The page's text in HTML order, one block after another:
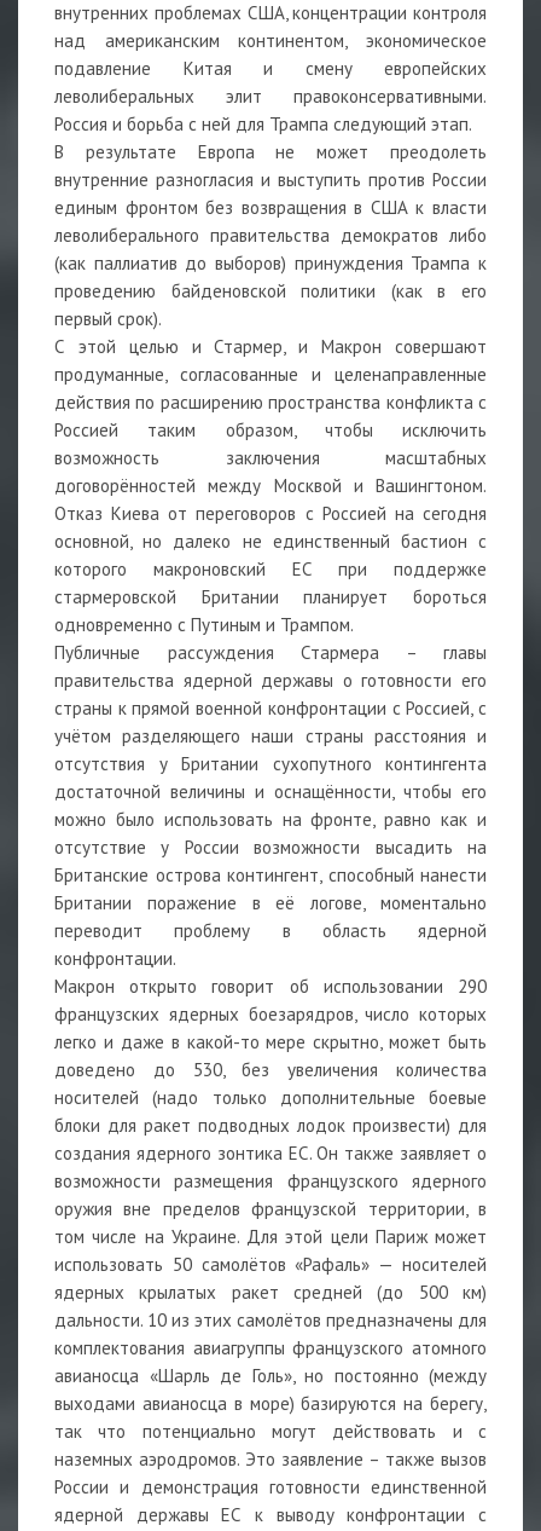
внутренних проблемах США, концентрации контроля
над американским континентом, экономическое
подавление Китая и смену европейских
леволиберальных элит правоконсервативными.
Россия и борьба с ней для Трампа следующий этап.
В результате Европа не может преодолеть
внутренние разногласия и выступить против России
единым фронтом без возвращения в США к власти
леволиберального правительства демократов либо
(как паллиатив до выборов) принуждения Трампа к
проведению байденовской политики (как в его
первый срок).
С этой целью и Стармер, и Макрон совершают
продуманные, согласованные и целенаправленные
действия по расширению пространства конфликта с
Россией таким образом, чтобы исключить
возможность заключения масштабных
договорённостей между Москвой и Вашингтоном.
Отказ Киева от переговоров с Россией на сегодня
основной, но далеко не единственный бастион с
которого макроновский ЕС при поддержке
стармеровской Британии планирует бороться
одновременно с Путиным и Трампом.
Публичные рассуждения Стармера – главы
правительства ядерной державы о готовности его
страны к прямой военной конфронтации с Россией, с
учётом разделяющего наши страны расстояния и
отсутствия у Британии сухопутного контингента
достаточной величины и оснащённости, чтобы его
можно было использовать на фронте, равно как и
отсутствие у России возможности высадить на
Британские острова контингент, способный нанести
Британии поражение в её логове, моментально
переводит проблему в область ядерной
конфронтации.
Макрон открыто говорит об использовании 290
французских ядерных боезарядров, число которых
легко и даже в какой-то мере скрытно, может быть
доведено до 530, без увеличения количества
носителей (надо только дополнительные боевые
блоки для ракет подводных лодок произвести) для
создания ядерного зонтика ЕС. Он также заявляет о
возможности размещения французского ядерного
оружия вне пределов французской территории, в
том числе на Украине. Для этой цели Париж может
использовать 50 самолётов «Рафаль» — носителей
ядерных крылатых ракет средней (до 500 км)
дальности. 10 из этих самолётов предназначены для
комплектования авиагруппы французского атомного
авианосца «Шарль де Голь», но постоянно (между
выходами авианосца в море) базируются на берегу,
так что потенциально могут действовать и с
наземных аэродромов. Это заявление – также вызов
России и демонстрация готовности единственной
ядерной державы ЕС к выводу конфронтации с